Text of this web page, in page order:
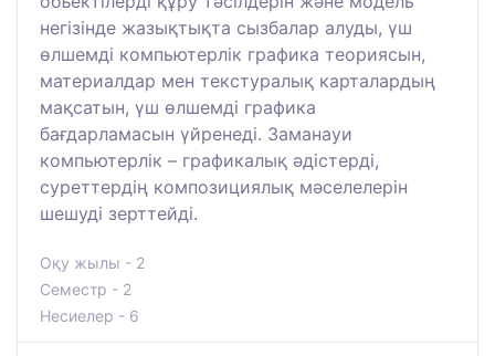
негізінде жазықтықта сызбалар алуды, үш
өлшемді компьютерлік графика теориясын,
материалдар мен текстуралық карталардың
мақсатын, үш өлшемді графика
бағдарламасын үйренеді. Заманауи
компьютерлік – графикалық әдістерді,
суреттердің композициялық мәселелерін
шешуді зерттейді.
Оқу жылы - 2
Семестр - 2
Несиелер - 6